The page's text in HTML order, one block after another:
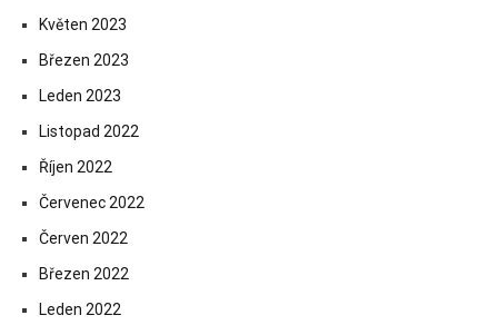
Květen 2023
Březen 2023
Leden 2023
Listopad 2022
Říjen 2022
Červenec 2022
Červen 2022
Březen 2022
Leden 2022